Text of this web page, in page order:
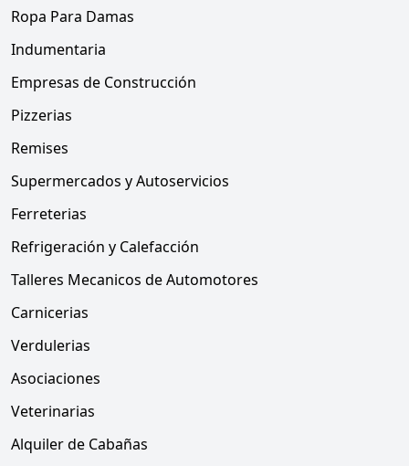
Ropa Para Damas
Indumentaria
Empresas de Construcción
Pizzerias
Remises
Supermercados y Autoservicios
Ferreterias
Refrigeración y Calefacción
Talleres Mecanicos de Automotores
Carnicerias
Verdulerias
Asociaciones
Veterinarias
Alquiler de Cabañas